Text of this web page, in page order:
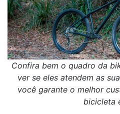
Confira bem o quadro da
ver se eles atendem as
você garante o melhor
bicicleta